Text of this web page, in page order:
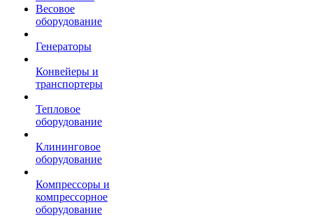
Весовое
оборудование
Генераторы
Конвейеры и
транспортеры
Тепловое
оборудование
Клининговое
оборудование
Компрессоры и
компрессорное
оборудование